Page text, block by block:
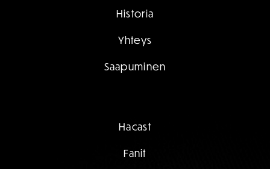
Historia
Yhteys
Saapuminen
Hacast
Fanit